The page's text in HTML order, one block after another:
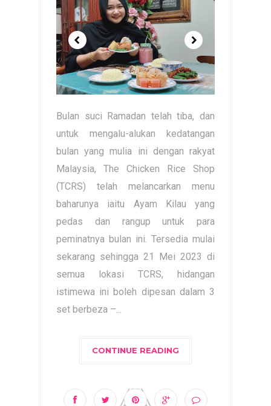
Bulan suci Ramadan telah tiba, dan
untuk mengalu-alukan kedatangan
bulan yang mulia ini dengan rakyat
Malaysia, The Chicken Rice Shop
(TCRS) telah melancarkan menu
baharunya iaitu Ayam Kilau yang
pedas dan rangup untuk para
peminatnya bulan ini. Tersedia mulai
sekarang sehingga 21 Mei 2023 di
semua lokasi TCRS, hidangan
istimewa ini boleh dipesan dalam 3
set berbeza –...
CONTINUE READING